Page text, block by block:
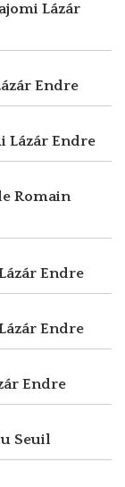
Lázár
Endre
Lázár Endre
Romain
Endre
Endre
Endre
Seuil